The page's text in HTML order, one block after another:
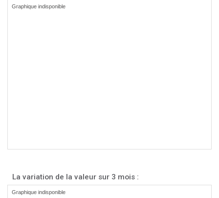
La variation de la valeur sur 3 mois :